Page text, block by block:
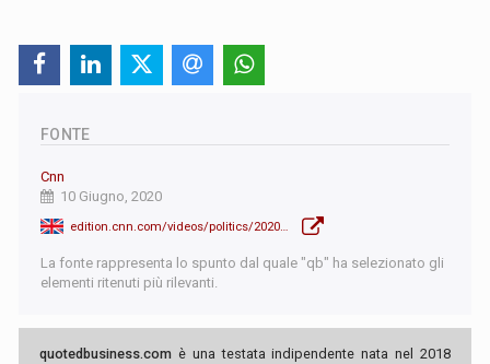
FONTE
Cnn
10 Giugno, 2020
edition.cnn.com/videos/politics/2020/06/10/philonise-floyd-opening-statement-house-testimony-vpx.cnn
La fonte rappresenta lo spunto dal quale "qb" ha selezionato gli
elementi ritenuti più rilevanti.
quotedbusiness.com è una testata indipendente nata nel 2018